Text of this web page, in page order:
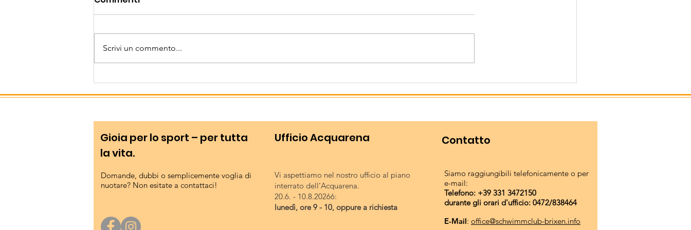
Sei giovani triatleti del
Bressanone Nuoto hanno
distanza sprint, che si è svolto
nelle acque e nei dintorni
triathlon
Lovadina con il suo Lago Le
provenienti da tutta Italia, di età
compresa tra i 14 e i 19 anni, si so
Chiusura f-estiva della
stagione
Scrivi un commento...
Gioia per lo sport – per tutta
la vita.
Domande, dubbi o semplicemente voglia di
nuotare? Non esitate a contattaci!
Ufficio Acquarena
Vi aspettiamo nel nostro ufficio al piano
interrato dell’Acquarena.
20.6. - 10.8.20266:
lunedì, ore 9 - 10, oppure a richiesta
Contatto
Siamo raggiungibili telefonicamente o per
e-mail:
Telefono: +39 331 3472150
durante gli orari d'ufficio: 0472/838464
E-Mail: office@schwimmclub-brixen.info